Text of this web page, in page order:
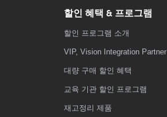
할인 혜택 & 프로그램
할인 프로그램 소개
VIP, Vision Integration Partner
대량 구매 할인 혜택
교육 기관 할인 프로그램
재고정리 제품